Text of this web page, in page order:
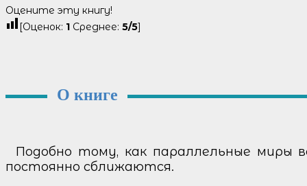
Оцените эту книгу!
[Оценок: 1 Среднее: 5/5]
О книге
Подобно тому, как параллельные миры
постоянно сближаются.